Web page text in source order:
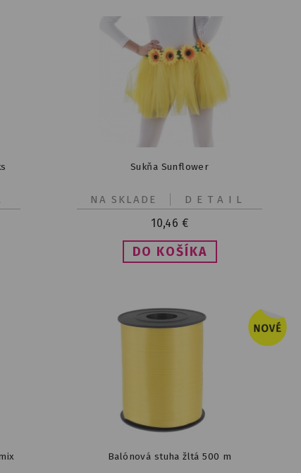
Sukňa Sunflower
10,46 €
DETAIL
NA SKLADE
Balónová stuha žltá 500 m